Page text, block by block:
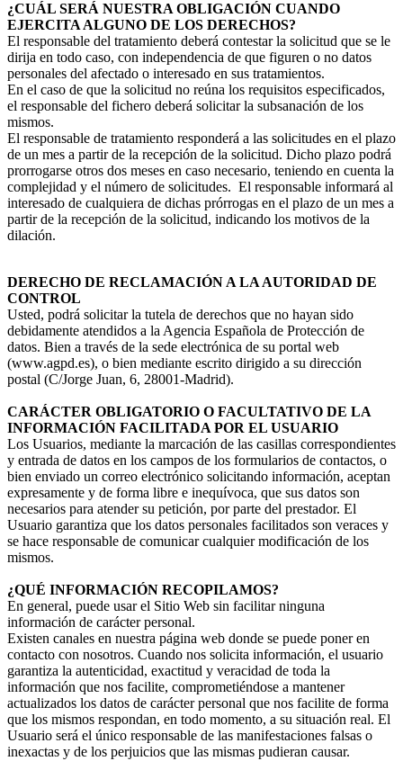
¿CUÁL SERÁ NUESTRA OBLIGACIÓN CUANDO
EJERCITA ALGUNO DE LOS DERECHOS?
El responsable del tratamiento deberá contestar la solicitud que se le
dirija en todo caso, con independencia de que figuren o no datos
personales del afectado o interesado en sus tratamientos.
En el caso de que la solicitud no reúna los requisitos especificados,
el responsable del fichero deberá solicitar la subsanación de los
mismos.
El responsable de tratamiento responderá a las solicitudes en el plazo
de un mes a partir de la recepción de la solicitud. Dicho plazo podrá
prorrogarse otros dos meses en caso necesario, teniendo en cuenta la
complejidad y el número de solicitudes. El responsable informará al
interesado de cualquiera de dichas prórrogas en el plazo de un mes a
partir de la recepción de la solicitud, indicando los motivos de la
dilación.
DERECHO DE RECLAMACIÓN A LA AUTORIDAD DE
CONTROL
Usted, podrá solicitar la tutela de derechos que no hayan sido
debidamente atendidos a la Agencia Española de Protección de
datos. Bien a través de la sede electrónica de su portal web
(www.agpd.es), o bien mediante escrito dirigido a su dirección
postal (C/Jorge Juan, 6, 28001-Madrid).
CARÁCTER OBLIGATORIO O FACULTATIVO DE LA
INFORMACIÓN FACILITADA POR EL USUARIO
Los Usuarios, mediante la marcación de las casillas correspondientes
y entrada de datos en los campos de los formularios de contactos, o
bien enviado un correo electrónico solicitando información, aceptan
expresamente y de forma libre e inequívoca, que sus datos son
necesarios para atender su petición, por parte del prestador. El
Usuario garantiza que los datos personales facilitados son veraces y
se hace responsable de comunicar cualquier modificación de los
mismos.
¿QUÉ INFORMACIÓN RECOPILAMOS?
En general, puede usar el Sitio Web sin facilitar ninguna
información de carácter personal.
Existen canales en nuestra página web donde se puede poner en
contacto con nosotros. Cuando nos solicita información, el usuario
garantiza la autenticidad, exactitud y veracidad de toda la
información que nos facilite, comprometiéndose a mantener
actualizados los datos de carácter personal que nos facilite de forma
que los mismos respondan, en todo momento, a su situación real. El
Usuario será el único responsable de las manifestaciones falsas o
inexactas y de los perjuicios que las mismas pudieran causar.